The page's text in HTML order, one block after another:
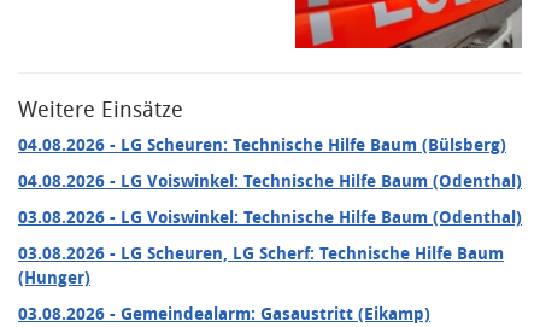
Weitere Einsätze
04.08.2026 - LG Scheuren: Technische Hilfe Baum (Bülsberg)
04.08.2026 - LG Voiswinkel: Technische Hilfe Baum (Odenthal)
03.08.2026 - LG Voiswinkel: Technische Hilfe Baum (Odenthal)
03.08.2026 - LG Scheuren, LG Scherf: Technische Hilfe Baum
(Hunger)
03.08.2026 - Gemeindealarm: Gasaustritt (Eikamp)